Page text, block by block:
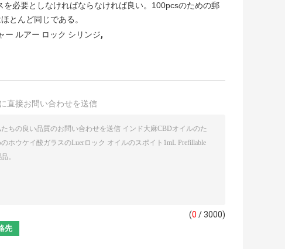
必要としなければならなければ良い。100pcsのための郵
とんど同じである。
ー ルアー ロック シリンジ,
直接お問い合わせを送信
(0 / 3000)